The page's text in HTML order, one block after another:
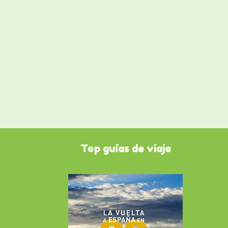
Top guías de viaje